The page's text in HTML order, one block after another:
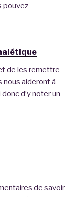
pouvez
de les remettre
nous aideront à
d’y noter un
de savoir